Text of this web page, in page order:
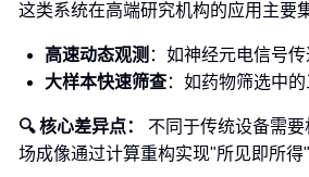
这类系统在高端研究机构的应用主要
高速动态观测 ：如神经元电信号
大样本快速筛查：如药物筛选中
🔍 核心差异点：
不同于传统设备需
场成像通过计算重构实现"所见即所得"